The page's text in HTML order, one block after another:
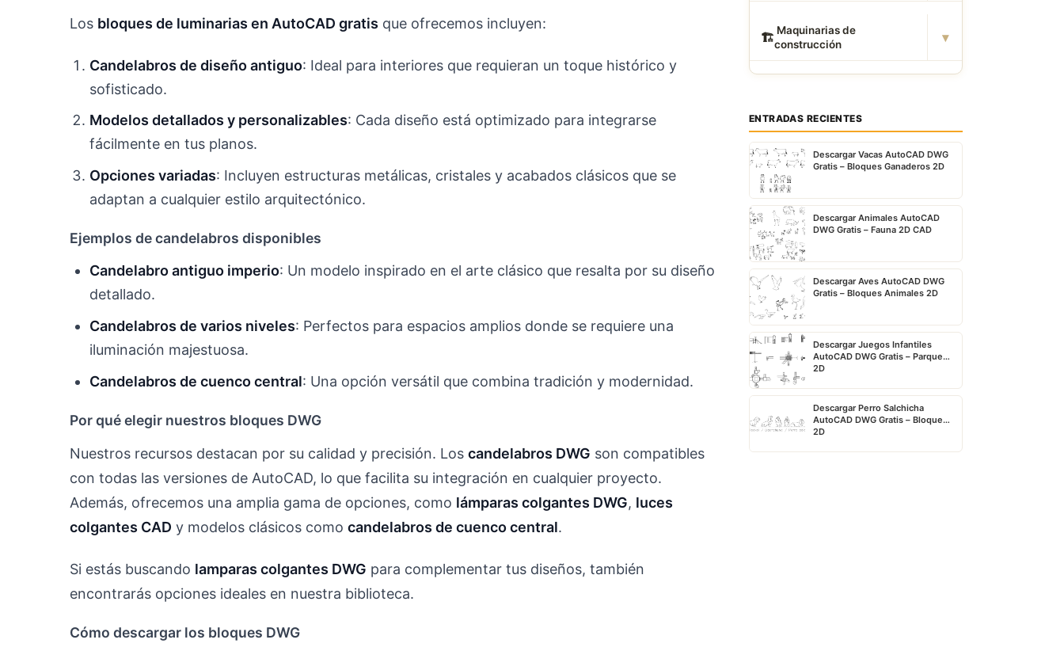
Los bloques de luminarias en AutoCAD gratis que ofrecemos incluyen:
Candelabros de diseño antiguo: Ideal para interiores que requieran un toque histórico y
sofisticado.
Modelos detallados y personalizables: Cada diseño está optimizado para integrarse
fácilmente en tus planos.
Opciones variadas: Incluyen estructuras metálicas, cristales y acabados clásicos que se
adaptan a cualquier estilo arquitectónico.
Ejemplos de candelabros disponibles
Candelabro antiguo imperio: Un modelo inspirado en el arte clásico que resalta por su diseño
detallado.
Candelabros de varios niveles: Perfectos para espacios amplios donde se requiere una
iluminación majestuosa.
Candelabros de cuenco central: Una opción versátil que combina tradición y modernidad.
Por qué elegir nuestros bloques DWG
Nuestros recursos destacan por su calidad y precisión. Los candelabros DWG son compatibles
con todas las versiones de AutoCAD, lo que facilita su integración en cualquier proyecto.
Además, ofrecemos una amplia gama de opciones, como lámparas colgantes DWG, luces
colgantes CAD y modelos clásicos como candelabros de cuenco central.
Si estás buscando lamparas colgantes DWG para complementar tus diseños, también
encontrarás opciones ideales en nuestra biblioteca.
Cómo descargar los bloques DWG
🏗 ️ Maquinarias de
construcción
▾
ENTRADAS RECIENTES
Descargar Vacas AutoCAD DWG
Gratis – Bloques Ganaderos 2D
Descargar Animales AutoCAD
DWG Gratis – Fauna 2D CAD
Descargar Aves AutoCAD DWG
Gratis – Bloques Animales 2D
Descargar Juegos Infantiles
AutoCAD DWG Gratis – Parque
2D
Descargar Perro Salchicha
AutoCAD DWG Gratis – Bloque
2D